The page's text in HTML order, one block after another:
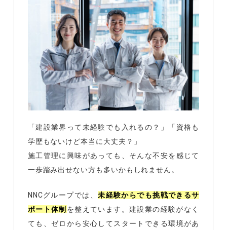
「建設業界って未経験でも入れるの？」「資格も
学歴もないけど本当に大丈夫？」
施工管理に興味があっても、そんな不安を感じて
一歩踏み出せない方も多いかもしれません。
NNCグループでは、未経験からでも挑戦できるサ
ポート体制 を整えています。建設業の経験がなく
ても、ゼロから安心してスタートできる環境があ